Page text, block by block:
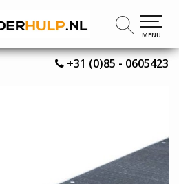
+31 (0)85 - 0605423
MENU
MENU